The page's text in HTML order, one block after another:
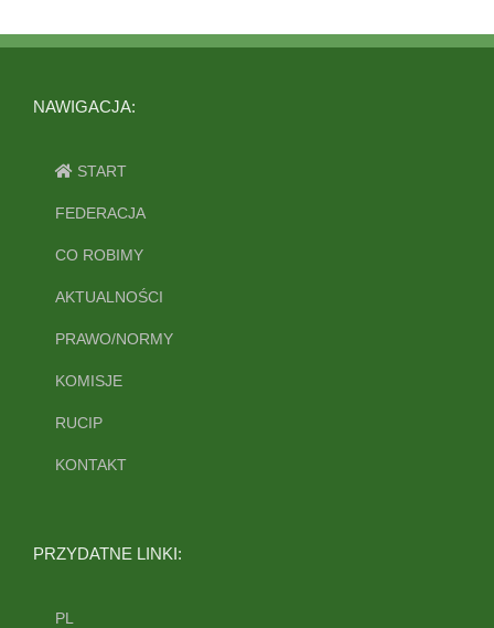
NAWIGACJA:
START
FEDERACJA
CO ROBIMY
AKTUALNOŚCI
PRAWO/NORMY
KOMISJE
RUCIP
KONTAKT
PRZYDATNE LINKI:
PL